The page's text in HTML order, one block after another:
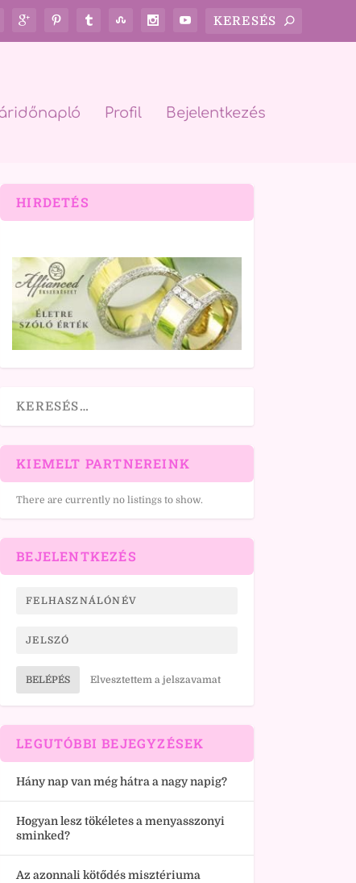
Profil Bejelentkezés
HIRDETÉS
KIEMELT PARTNEREINK
There are currently no listings to show.
BEJELENTKEZÉS
BELÉPÉS Elvesztettem a jelszavamat
LEGUTÓBBI BEJEGYZÉSEK
Hány nap van még hátra a nagy napig?
Hogyan lesz tökéletes a menyasszonyi
sminked?
Az azonnali kötődés misztériuma